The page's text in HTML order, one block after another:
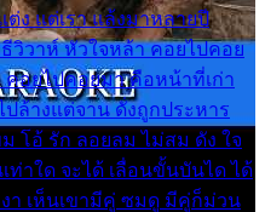
ง แต่เรา แล้งมาหลายปี
วิวาห์ หัวใจหล้า คอยไปคอย
อยไปคอยมา คือหน้าที่เก่า
ล้างแต่จาน ดั่งถูกประหาร
โอ้ รัก ลอยลม ไม่สม ดัง ใจ
ท่าใด จะได้ เลื่อนขั้นบันได ได้
งา เห็นเขามีคู่ ซมดู มีคู่ก็ม่วน